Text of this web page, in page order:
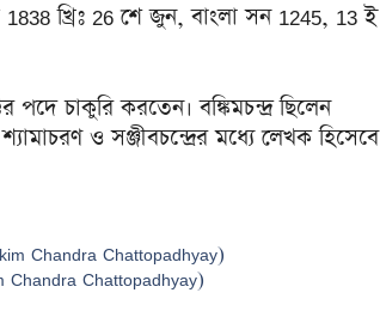
1838 খ্রিঃ 26 শে জুন, বাংলা সন 1245, 13 ই
পদে চাকুরি করতেন। বঙ্কিমচন্দ্র ছিলেন
ও সঞ্জীবচন্দ্রের মধ্যে লেখক হিসেবে
Chandra Chattopadhyay)
Chandra Chattopadhyay)